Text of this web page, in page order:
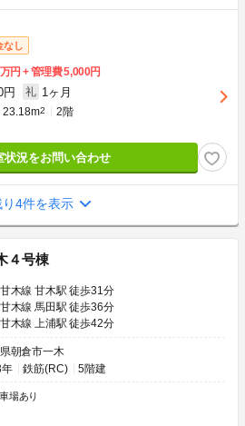
なし
万円 管理費5,000円
円 礼 1ヶ月
23.18m2 2階
状況をお問い合わせ
り4件を表示
４号棟
木線 甘木駅 徒歩31分
木線 馬田駅 徒歩36分
木線 上浦駅 徒歩42分
朝倉市一木
鉄筋(RC) 5階建
場あり